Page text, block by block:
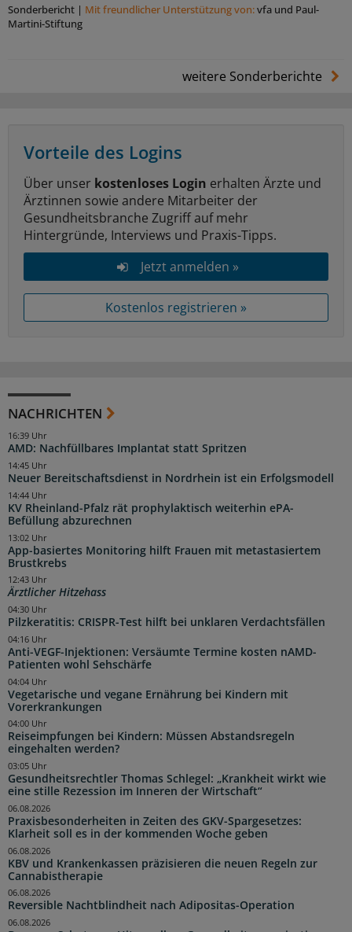
Sonderbericht | Mit freundlicher Unterstützung von:vfa und Paul-
Martini-Stiftung
weitere Sonderberichte
Vorteile des Logins
Über unser kostenloses Login erhalten Ärzte und
Ärztinnen sowie andere Mitarbeiter der
Gesundheitsbranche Zugriff auf mehr
Hintergründe, Interviews und Praxis-Tipps.
Jetzt anmelden »
Kostenlos registrieren »
NACHRICHTEN
AMD: Nachfüllbares Implantat statt Spritzen
16:39 Uhr
Neuer Bereitschaftsdienst in Nordrhein ist ein Erfolgsmodell
14:45 Uhr
KV Rheinland-Pfalz rät prophylaktisch weiterhin ePA-
Befüllung abzurechnen
14:44 Uhr
App-basiertes Monitoring hilft Frauen mit metastasiertem
Brustkrebs
13:02 Uhr
Ärztlicher Hitzehass
12:43 Uhr
Pilzkeratitis: CRISPR-Test hilft bei unklaren Verdachtsfällen
04:30 Uhr
Anti-VEGF-Injektionen: Versäumte Termine kosten nAMD-
Patienten wohl Sehschärfe
04:16 Uhr
Vegetarische und vegane Ernährung bei Kindern mit
Vorerkrankungen
04:04 Uhr
Reiseimpfungen bei Kindern: Müssen Abstandsregeln
eingehalten werden?
04:00 Uhr
Gesundheitsrechtler Thomas Schlegel: „Krankheit wirkt wie
eine stille Rezession im Inneren der Wirtschaft“
03:05 Uhr
Praxisbesonderheiten in Zeiten des GKV-Spargesetzes:
Klarheit soll es in der kommenden Woche geben
06.08.2026
KBV und Krankenkassen präzisieren die neuen Regeln zur
Cannabistherapie
06.08.2026
Reversible Nachtblindheit nach Adipositas-Operation
06.08.2026
06.08.2026